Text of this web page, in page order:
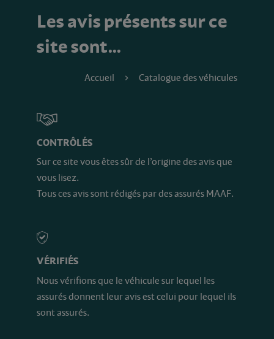
Les avis présents sur ce
site sont…
Accueil Catalogue des véhicules
CONTRÔLÉS
Sur ce site vous êtes sûr de l’origine des avis que
vous lisez.
Tous ces avis sont rédigés par des assurés MAAF.
VÉRIFIÉS
Nous vérifions que le véhicule sur lequel les
assurés donnent leur avis est celui pour lequel ils
sont assurés.